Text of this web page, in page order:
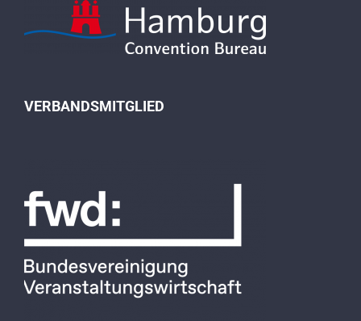
VERBANDSMITGLIED